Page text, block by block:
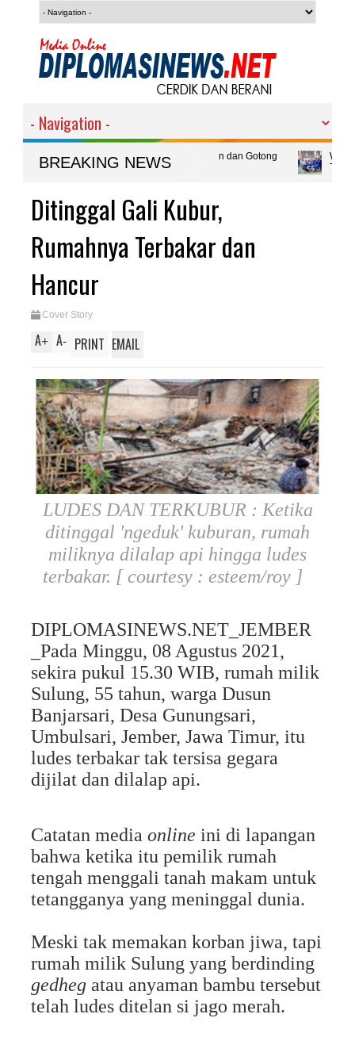
BREAKING NEWS
Mimin : Wujud Kebersamaan, Disiplin dan Gotong
WB Lapas
Tujuan Utama
Ditinggal Gali Kubur,
Rumahnya Terbakar dan
Hancur
Cover Story
A+ A- PRINT EMAIL
LUDES DAN TERKUBUR : Ketika
ditinggal 'ngeduk' kuburan, rumah
miliknya dilalap api hingga ludes
terbakar. [ courtesy : esteem/roy ]
DIPLOMASINEWS.NET_JEMBER
_Pada Minggu, 08 Agustus 2021,
sekira pukul 15.30 WIB, rumah milik
Sulung, 55 tahun, warga Dusun
Banjarsari, Desa Gunungsari,
Umbulsari, Jember, Jawa Timur, itu
ludes terbakar tak tersisa gegara
dijilat dan dilalap api.
Catatan media online ini di lapangan
bahwa ketika itu pemilik rumah
tengah menggali tanah makam untuk
tetangganya yang meninggal dunia.
Meski tak memakan korban jiwa, tapi
rumah milik Sulung yang berdinding
gedheg atau anyaman bambu tersebut
telah ludes ditelan si jago merah.